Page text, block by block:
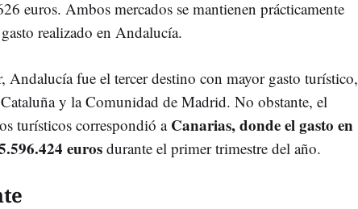
euros. Ambos mercados se mantienen prácticamente
realizado en Andalucía.
Andalucía fue el tercer destino con mayor gasto turístico,
y la Comunidad de Madrid. No obstante, el
turísticos correspondió aCanarias, donde el gasto en
euros durante el primer trimestre del año.